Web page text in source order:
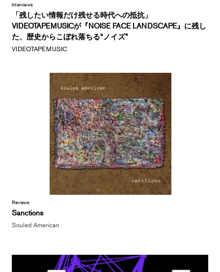
Interviews
「残したい情報だけ残せる時代への抵抗」
VIDEOTAPEMUSICが『NOISE FACE LANDSCAPE』に残し
た、歴史からこぼれ落ちる“ノイズ”
VIDEOTAPEMUSIC
Reviews
Sanctions
Souled American